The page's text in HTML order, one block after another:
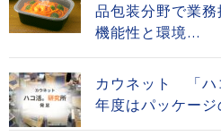
品包装分野で業
機能性と環境...
カウネット 「
年度はパッケー